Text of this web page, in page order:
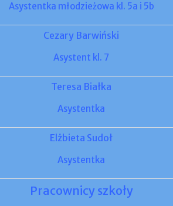
Asystentka młodzieżowa kl. 5a i 5b
Cezary Barwiński
Asystent kl. 7
Teresa Białka
Asystentka
Elżbieta Sudoł
Asystentka
Pracownicy szkoły